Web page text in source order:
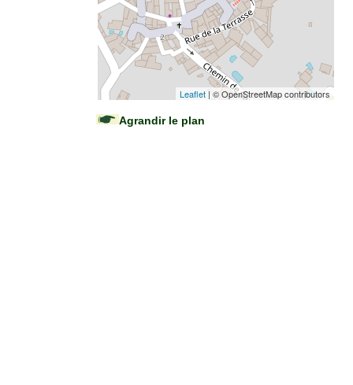
Leaflet | © OpenStreetMap contributors
Agrandir le plan